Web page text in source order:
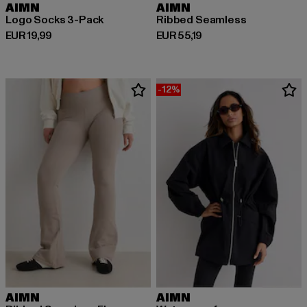
AIMN
Logo Socks 3-Pack
EUR 19,99
Derzeitiger Preis: EUR 19,99
AIMN
Ribbed Seamless
EUR 55,19
Derzeitiger Preis: EUR 55,19
AIMN
-12%
AIMN